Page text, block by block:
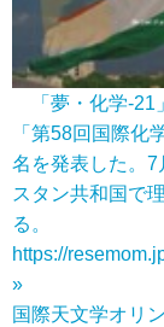
「夢・化学-21
「第58回国際化
名を発表した。7
スタン共和国で
る。
https://
»
国際天文学オリ